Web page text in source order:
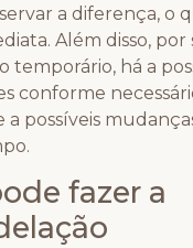
a diferença, o
Além disso, por
temporário, há a
conforme
possíveis
fazer a